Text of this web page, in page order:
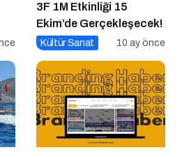
3F 1M Etkinliği 15
Ekim’de Gerçekleşecek!
Kültür Sanat 10 ay önce